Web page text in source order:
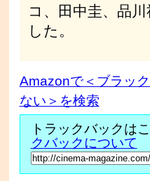
コ、田中圭、品
した。
Amazonで＜ブラッ
ない＞を検索
トラックバックは
クバックについて